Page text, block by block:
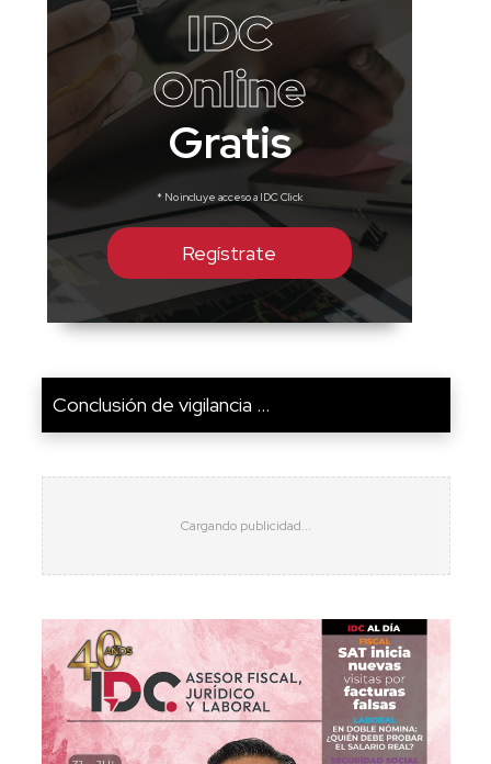
IDC
Online
Gratis
* No incluye acceso a IDC Click
Regístrate
Conclusión de vigilancia ...